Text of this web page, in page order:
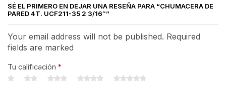
SÉ EL PRIMERO EN DEJAR UNA RESEÑA PARA “CHUMACERA DE
PARED 4T. UCF211-35 2 3/16″”
Your email address will not be published. Required
fields are marked
Tu calificación *